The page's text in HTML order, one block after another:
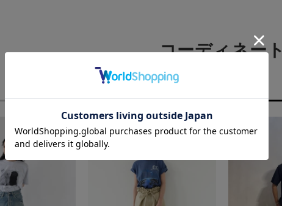
コーディネート
新着順